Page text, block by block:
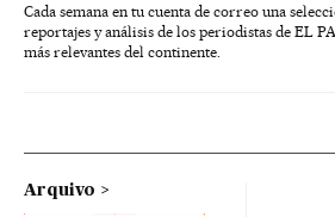
Cada semana en tu cuenta de correo una
reportajes y análisis de los periodistas de EL
más relevantes del continente.
Arquivo